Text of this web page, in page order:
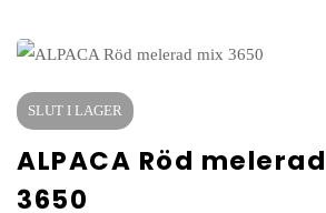
SLUT I LAGER
ALPACA Röd
3650